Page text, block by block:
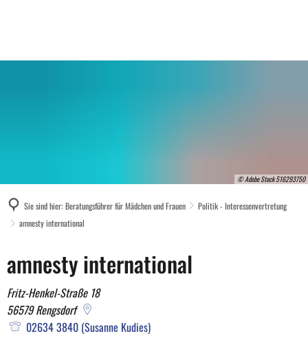
© Adobe Stock 516293750
Sie sind hier: Beratungsführer für Mädchen und Frauen
Politik - Interessenvertretung
amnesty international
amnesty
international
amnesty international
Fritz-Henkel-Straße 18
56579 Rengsdorf
02634 3840 (Susanne Kudies)